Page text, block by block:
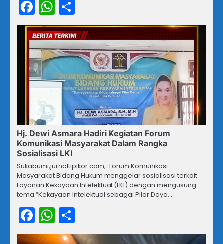
Facebook
WhatsApp
Hj. Dewi Asmara Hadiri Kegiatan Forum
Komunikasi Masyarakat Dalam Rangka
Sosialisasi LKI
Sukabumi,jurnaltipikor.com,-Forum Komunikasi
Masyarakat Bidang Hukum menggelar sosialisasi terkait
Layanan Kekayaan Intelektual (LKI) dengan mengusung
tema “Kekayaan Intelektual sebagai Pilar Daya…
Facebook
WhatsApp